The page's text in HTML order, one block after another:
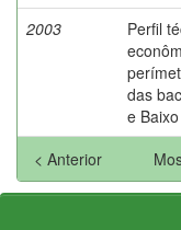
2003
Perfil
das
e
< Anterior